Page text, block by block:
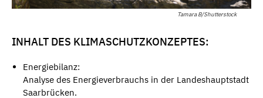
Tamara B/Shutterstock
INHALT DES KLIMASCHUTZKONZEPTES:
Energiebilanz:
Analyse des Energieverbrauchs in der Landeshauptstadt
Saarbrücken.